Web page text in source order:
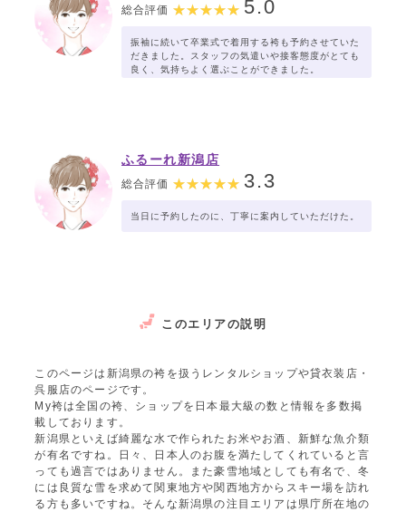
総合評価 5.0
振袖に続いて卒業式で着用する袴も予約させていた
だきました。スタッフの気遣いや接客態度がとても
良く、気持ちよく選ぶことができました。
ふるーれ新潟店
総合評価 3.3
当日に予約したのに、丁寧に案内していただけた。
このエリアの説明
このページは新潟県の袴を扱うレンタルショップや貸衣装店・
呉服店のページです。
My袴は全国の袴、ショップを日本最大級の数と情報を多数掲
載しております。
新潟県といえば綺麗な水で作られたお米やお酒、新鮮な魚介類
が有名ですね。日々、日本人のお腹を満たしてくれていると言
っても過言ではありません。また豪雪地域としても有名で、冬
には良質な雪を求めて関東地方や関西地方からスキー場を訪れ
る方も多いですね。そんな新潟県の注目エリアは県庁所在地の